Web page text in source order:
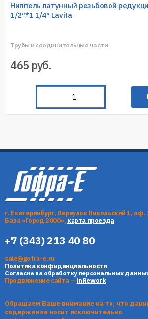
Ниппель латунный резьбовой
1/2″*1 1/4″ Lavita
Трубы и соединительные части
465 руб.
г. Екатеринбург, Переулок Никольский 1, оф.
База «Город 2000», карта проезда
+7 (343) 213 40 80
sale@gofra-e.ru
Политика конфиденциальности
Согласие на обработку персональных
Продвижение сайта — inRework
Обращаем Ваше внимание на то, что
содержимое носит исключительно